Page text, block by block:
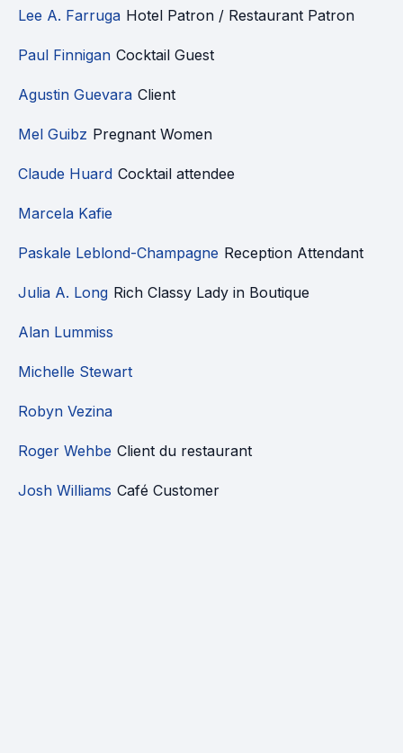
Lee A. Farruga Hotel Patron / Restaurant Patron
Paul Finnigan Cocktail Guest
Agustin Guevara Client
Mel Guibz Pregnant Women
Claude Huard Cocktail attendee
Marcela Kafie
Paskale Leblond-Champagne Reception Attendant
Julia A. Long Rich Classy Lady in Boutique
Alan Lummiss
Michelle Stewart
Robyn Vezina
Roger Wehbe Client du restaurant
Josh Williams Café Customer